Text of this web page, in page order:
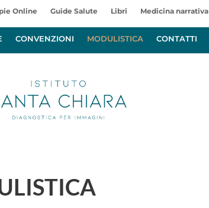
Online Guide Salute Libri Medicina narrativa
CONVENZIONI MODULISTICA CONTATTI